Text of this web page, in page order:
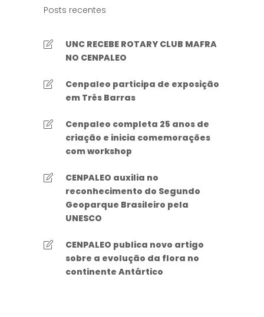
Posts recentes
UNC RECEBE ROTARY CLUB MAFRA
NO CENPALEO
Cenpaleo participa de exposição
em Três Barras
Cenpaleo completa 25 anos de
criação e inicia comemorações
com workshop
CENPALEO auxilia no
reconhecimento do Segundo
Geoparque Brasileiro pela
UNESCO
CENPALEO publica novo artigo
sobre a evolução da flora no
continente Antártico